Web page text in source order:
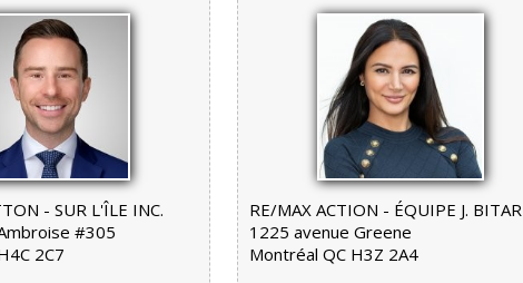
- SUR L'ÎLE INC.
#305
2C7
RE/MAX ACTION - ÉQUIPE J. BITAR
1225 avenue Greene
Montréal QC H3Z 2A4